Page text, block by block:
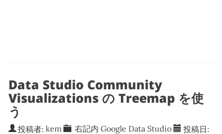
Data Studio Community
Visualizations の Treemap を使
う
投稿者: kem 右記内Google Data Studio 投稿日: